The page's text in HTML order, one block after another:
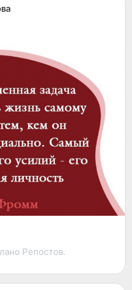
судебно-
центра занятости
с персоналом — при
расстановки
Репостов.